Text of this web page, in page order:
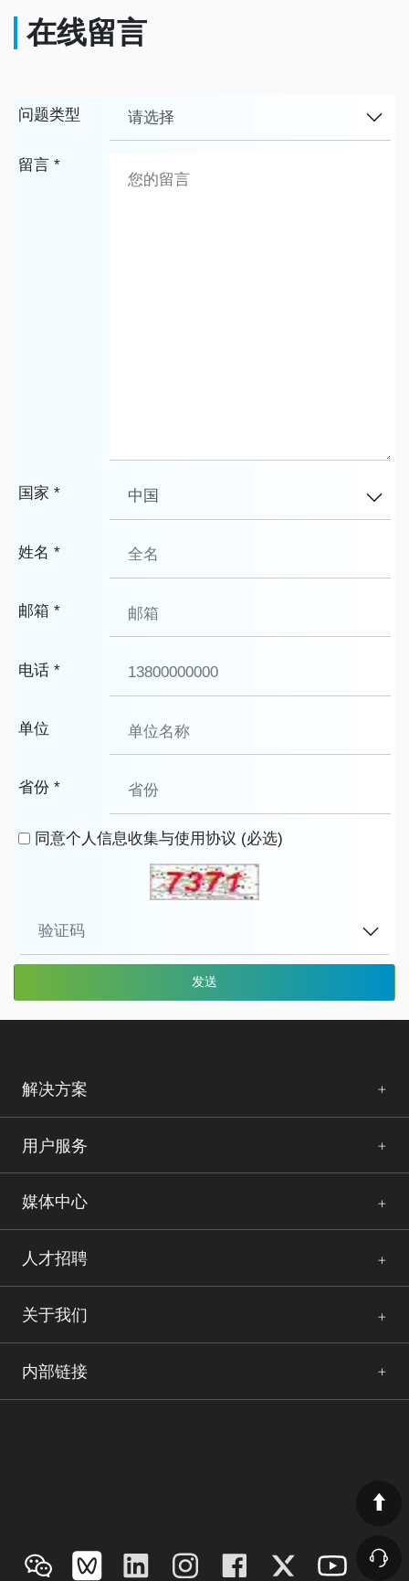
在线留言
问题类型
留言 *
国家 *
姓名 *
邮箱 *
电话 *
单位
省份 *
同意个人信息收集与使用协议 (必选)
解决方案
用户服务
媒体中心
人才招聘
关于我们
内部链接